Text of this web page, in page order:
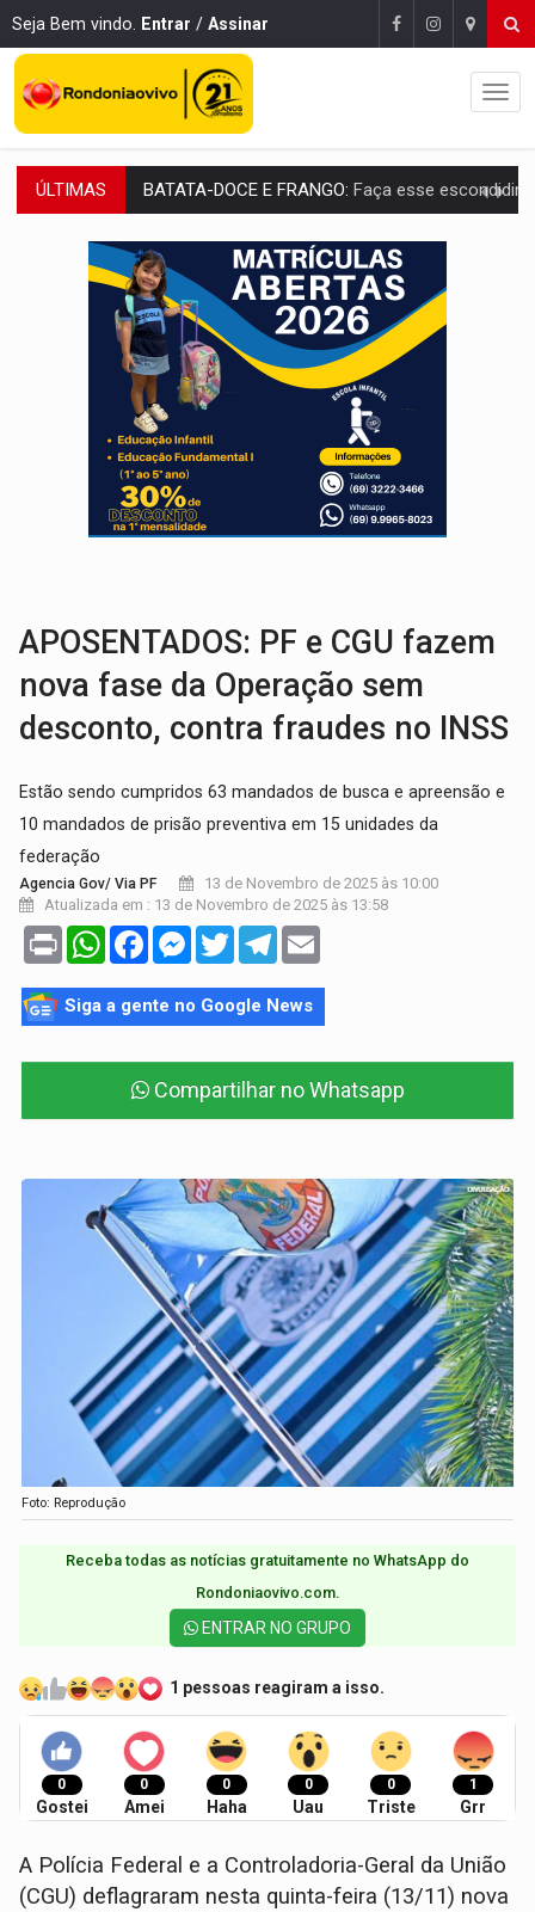
Seja Bem vindo. Entrar / Assinar
ÚLTIMAS BARREIRA NATURAL:Desmate da Amazônia corta chuvas no Sul e ameaça
:Anvisa libera venda de medicamentos pela Shopee, mas
MAIS RIGOR:Nova lei endurece punição por abuso sexual contra
POLUIÇÃO E RISCOS:Retirada de fiação irregular avança no país e em PVH
VÍDEO:Armado com machado, homem ameaça matar sobrinha grávida e
TRIBUNAL DO CRIME: Homem é espancado por facção criminosa
VÍDEO: Perseguição é registrada no shopping após colombiana furtar
LUDOPATIA: Apostas online começam a afetar produtividade e rotina
APOSENTADOS: PF e CGU fazem
nova fase da Operação sem
desconto, contra fraudes no INSS
Estão sendo cumpridos 63 mandados de busca e apreensão e
10 mandados de prisão preventiva em 15 unidades da
federação
Agencia Gov/ Via PF
13 de Novembro de 2025 às 10:00
Atualizada em : 13 de Novembro de 2025 às 13:58
Print WhatsAppFacebookMessenger
TwitterTelegram
Siga a gente no Google News
Compartilhar no Whatsapp
Foto: Reprodução
Receba todas as notícias gratuitamente no WhatsApp do
Rondoniaovivo.com.​
ENTRAR NO GRUPO
1 pessoas reagiram a isso.
0
Gostei
0
Amei
0
Haha
0
Uau
0
Triste
1
Grr
A Polícia Federal e a Controladoria-Geral da União
(CGU) deflagraram nesta quinta-feira (13/11) nova